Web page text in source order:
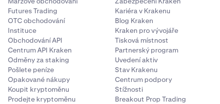
Futures Trading
OTC obchodování
Instituce
Obchodování API
Centrum API Kraken
Odměny za staking
Pošlete peníze
Opakované nákupy
Koupit kryptoměnu
Prodejte kryptoměnu
Kariéra v Krakenu
Blog Kraken
Kraken pro vývojáře
Tisková místnost
Partnerský program
Uvedení aktiv
Stav Krakenu
Centrum podpory
Stížnosti
Breakout Prop Trading